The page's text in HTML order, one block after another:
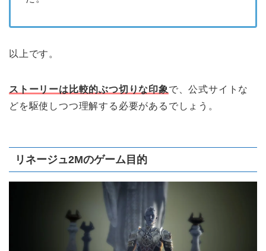
以上です。
ストーリーは比較的ぶつ切りな印象で、公式サイトな
どを駆使しつつ理解する必要があるでしょう。
リネージュ2Mのゲーム目的